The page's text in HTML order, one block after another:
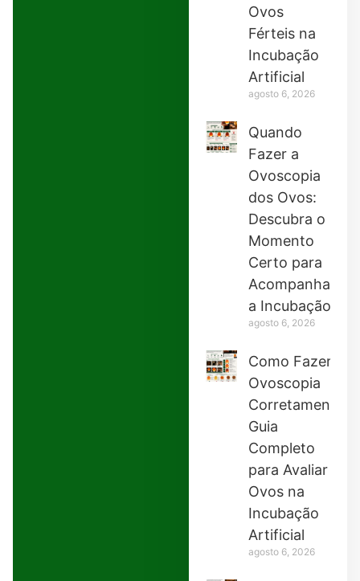
Ovos
Férteis na
Incubação
Artificial
agosto 6, 2026
Quando
Fazer a
Ovoscopia
dos Ovos:
Descubra o
Momento
Certo para
Acompanhar
a Incubação
agosto 6, 2026
Como Fazer
Ovoscopia
Corretamente:
Guia
Completo
para Avaliar
Ovos na
Incubação
Artificial
agosto 6, 2026